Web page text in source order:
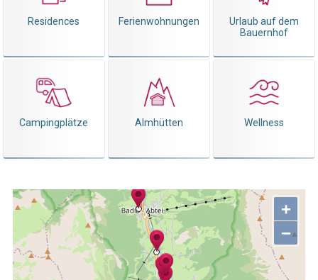
Residences Ferienwohnungen
Urlaub auf dem
Bauernhof
Campingplätze Almhütten Wellness
+
−